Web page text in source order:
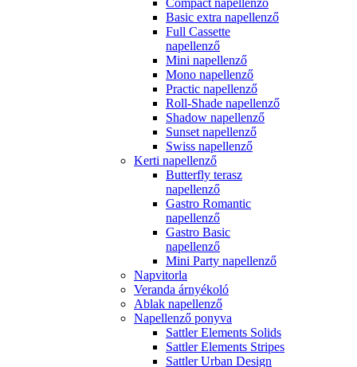
Compact napellenző
Basic extra napellenző
Full Cassette
napellenző
Mini napellenző
Mono napellenző
Practic napellenző
Roll-Shade napellenző
Shadow napellenző
Sunset napellenző
Swiss napellenző
Kerti napellenző
Butterfly terasz
napellenző
Gastro Romantic
napellenző
Gastro Basic
napellenző
Mini Party napellenző
Napvitorla
Veranda árnyékoló
Ablak napellenző
Napellenző ponyva
Sattler Elements Solids
Sattler Elements Stripes
Sattler Urban Design